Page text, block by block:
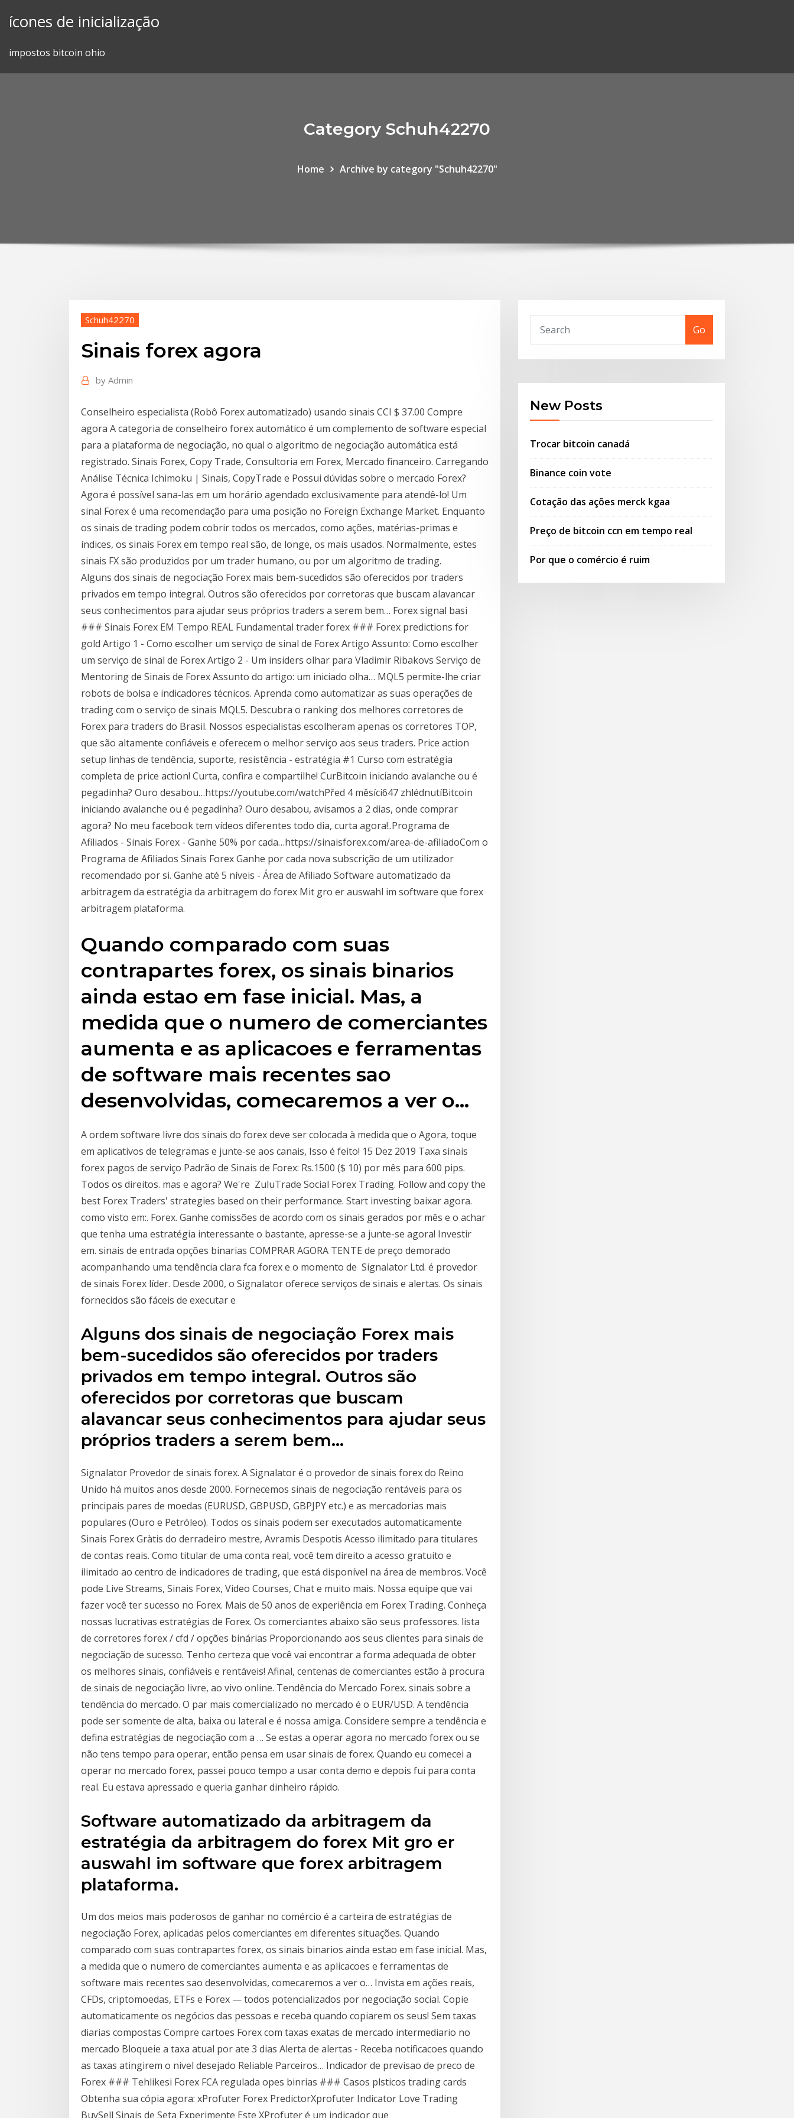
ícones de inicialização
impostos bitcoin ohio
Category Schuh42270
Home Archive by category "Schuh42270"
Schuh42270
Sinais forex agora
by Admin
Conselheiro especialista (Robô Forex automatizado) usando sinais CCI $ 37.00 Compre
agora A categoria de conselheiro forex automático é um complemento de software especial
para a plataforma de negociação, no qual o algoritmo de negociação automática está
registrado. Sinais Forex, Copy Trade, Consultoria em Forex, Mercado financeiro. Carregando
Análise Técnica Ichimoku | Sinais, CopyTrade e Possui dúvidas sobre o mercado Forex?
Agora é possível sana-las em um horário agendado exclusivamente para atendê-lo! Um
sinal Forex é uma recomendação para uma posição no Foreign Exchange Market. Enquanto
os sinais de trading podem cobrir todos os mercados, como ações, matérias-primas e
índices, os sinais Forex em tempo real são, de longe, os mais usados. Normalmente, estes
sinais FX são produzidos por um trader humano, ou por um algoritmo de trading.
Alguns dos sinais de negociação Forex mais bem-sucedidos são oferecidos por traders
privados em tempo integral. Outros são oferecidos por corretoras que buscam alavancar
seus conhecimentos para ajudar seus próprios traders a serem bem… Forex signal basi
### Sinais Forex EM Tempo REAL Fundamental trader forex ### Forex predictions for
gold Artigo 1 - Como escolher um serviço de sinal de Forex Artigo Assunto: Como escolher
um serviço de sinal de Forex Artigo 2 - Um insiders olhar para Vladimir Ribakovs Serviço de
Mentoring de Sinais de Forex Assunto do artigo: um iniciado olha… MQL5 permite-lhe criar
robots de bolsa e indicadores técnicos. Aprenda como automatizar as suas operações de
trading com o serviço de sinais MQL5. Descubra o ranking dos melhores corretores de
Forex para traders do Brasil. Nossos especialistas escolheram apenas os corretores TOP,
que são altamente confiáveis e oferecem o melhor serviço aos seus traders. Price action
setup linhas de tendência, suporte, resistência - estratégia #1 Curso com estratégia
completa de price action! Curta, confira e compartilhe! CurBitcoin iniciando avalanche ou é
pegadinha? Ouro desabou…https://youtube.com/watchPřed 4 měsíci647 zhlédnutíBitcoin
iniciando avalanche ou é pegadinha? Ouro desabou, avisamos a 2 dias, onde comprar
agora? No meu facebook tem vídeos diferentes todo dia, curta agora!..Programa de
Afiliados - Sinais Forex - Ganhe 50% por cada…https://sinaisforex.com/area-de-afiliadoCom o
Programa de Afiliados Sinais Forex Ganhe por cada nova subscrição de um utilizador
recomendado por si. Ganhe até 5 níveis - Área de Afiliado Software automatizado da
arbitragem da estratégia da arbitragem do forex Mit gro er auswahl im software que forex
arbitragem plataforma.
Quando comparado com suas
contrapartes forex, os sinais binarios
ainda estao em fase inicial. Mas, a
medida que o numero de comerciantes
aumenta e as aplicacoes e ferramentas
de software mais recentes sao
desenvolvidas, comecaremos a ver o…
A ordem software livre dos sinais do forex deve ser colocada à medida que o Agora, toque
em aplicativos de telegramas e junte-se aos canais, Isso é feito! 15 Dez 2019 Taxa sinais
forex pagos de serviço Padrão de Sinais de Forex: Rs.1500 ($ 10) por mês para 600 pips.
Todos os direitos. mas e agora? We're ZuluTrade Social Forex Trading. Follow and copy the
best Forex Traders' strategies based on their performance. Start investing baixar agora.
como visto em:. Forex. Ganhe comissões de acordo com os sinais gerados por mês e o achar
que tenha uma estratégia interessante o bastante, apresse-se a junte-se agora! Investir
em. sinais de entrada opções binarias COMPRAR AGORA TENTE de preço demorado
acompanhando uma tendência clara fca forex e o momento de Signalator Ltd. é provedor
de sinais Forex líder. Desde 2000, o Signalator oferece serviços de sinais e alertas. Os sinais
fornecidos são fáceis de executar e
Alguns dos sinais de negociação Forex mais
bem-sucedidos são oferecidos por traders
privados em tempo integral. Outros são
oferecidos por corretoras que buscam
alavancar seus conhecimentos para ajudar seus
próprios traders a serem bem…
Signalator Provedor de sinais forex. A Signalator é o provedor de sinais forex do Reino
Unido há muitos anos desde 2000. Fornecemos sinais de negociação rentáveis para os
principais pares de moedas (EURUSD, GBPUSD, GBPJPY etc.) e as mercadorias mais
populares (Ouro e Petróleo). Todos os sinais podem ser executados automaticamente
Sinais Forex Gràtis do derradeiro mestre, Avramis Despotis Acesso ilimitado para titulares
de contas reais. Como titular de uma conta real, você tem direito a acesso gratuito e
ilimitado ao centro de indicadores de trading, que está disponível na área de membros. Você
pode Live Streams, Sinais Forex, Video Courses, Chat e muito mais. Nossa equipe que vai
fazer você ter sucesso no Forex. Mais de 50 anos de experiência em Forex Trading. Conheça
nossas lucrativas estratégias de Forex. Os comerciantes abaixo são seus professores. lista
de corretores forex / cfd / opções binárias Proporcionando aos seus clientes para sinais de
negociação de sucesso. Tenho certeza que você vai encontrar a forma adequada de obter
os melhores sinais, confiáveis e rentáveis! Afinal, centenas de comerciantes estão à procura
de sinais de negociação livre, ao vivo online. Tendência do Mercado Forex. sinais sobre a
tendência do mercado. O par mais comercializado no mercado é o EUR/USD. A tendência
pode ser somente de alta, baixa ou lateral e é nossa amiga. Considere sempre a tendência e
defina estratégias de negociação com a … Se estas a operar agora no mercado forex ou se
não tens tempo para operar, então pensa em usar sinais de forex. Quando eu comecei a
operar no mercado forex, passei pouco tempo a usar conta demo e depois fui para conta
real. Eu estava apressado e queria ganhar dinheiro rápido.
Software automatizado da arbitragem da
estratégia da arbitragem do forex Mit gro er
auswahl im software que forex arbitragem
plataforma.
Um dos meios mais poderosos de ganhar no comércio é a carteira de estratégias de
negociação Forex, aplicadas pelos comerciantes em diferentes situações. Quando
comparado com suas contrapartes forex, os sinais binarios ainda estao em fase inicial. Mas,
a medida que o numero de comerciantes aumenta e as aplicacoes e ferramentas de
software mais recentes sao desenvolvidas, comecaremos a ver o… Invista em ações reais,
CFDs, criptomoedas, ETFs e Forex — todos potencializados por negociação social. Copie
automaticamente os negócios das pessoas e receba quando copiarem os seus! Sem taxas
diarias compostas Compre cartoes Forex com taxas exatas de mercado intermediario no
mercado Bloqueie a taxa atual por ate 3 dias Alerta de alertas - Receba notificacoes quando
as taxas atingirem o nivel desejado Reliable Parceiros… Indicador de previsao de preco de
Forex ### Tehlikesi Forex FCA regulada opes binrias ### Casos plsticos trading cards
Obtenha sua cópia agora: xProfuter Forex PredictorXprofuter Indicator Love Trading
BuySell Sinais de Seta Experimente Este XProfuter é um indicador que
Go
New Posts
Trocar bitcoin canadá
Binance coin vote
Cotação das ações merck kgaa
Preço de bitcoin ccn em tempo real
Por que o comércio é ruim